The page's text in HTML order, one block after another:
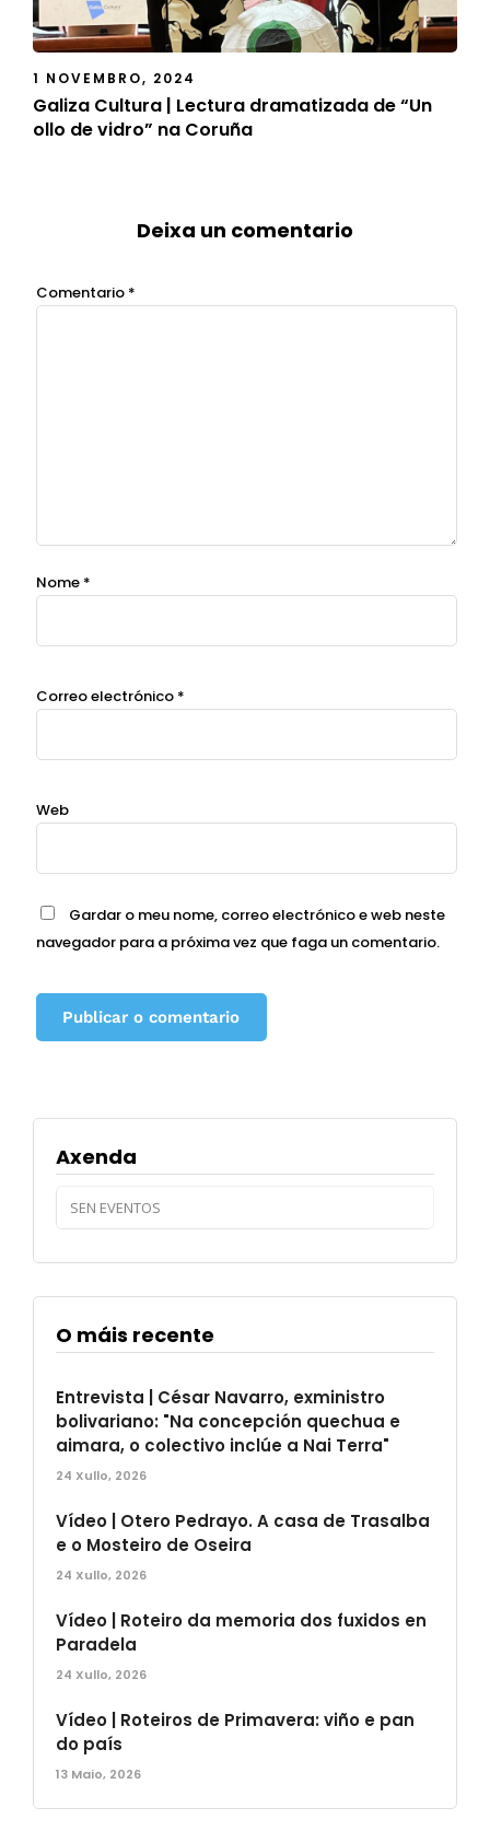
1 NOVEMBRO, 2024
Galiza Cultura | Lectura dramatizada de “Un
ollo de vidro” na Coruña
Deixa un comentario
Comentario *
Nome *
Correo electrónico *
Web
Gardar o meu nome, correo electrónico e web neste
navegador para a próxima vez que faga un comentario.
Axenda
SEN EVENTOS
O máis recente
Entrevista | César Navarro, exministro
bolivariano: "Na concepción quechua e
aimara, o colectivo inclúe a Nai Terra"
24 Xullo, 2026
Vídeo | Otero Pedrayo. A casa de Trasalba
e o Mosteiro de Oseira
24 Xullo, 2026
Vídeo | Roteiro da memoria dos fuxidos en
Paradela
24 Xullo, 2026
Vídeo | Roteiros de Primavera: viño e pan
do país
13 Maio, 2026